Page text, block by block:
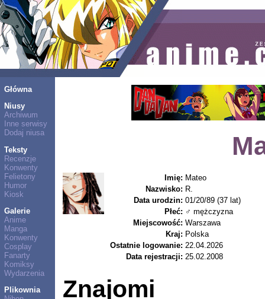
Główna
Niusy
Archiwum
Inne serwisy
Dodaj niusa
Teksty
Recenzje
Konwenty
Felietony
Humor
Kiosk
Galerie
Anime
Manga
Konwenty
Cosplay
Fanarty
Komiksy
Wydarzenia
Plikownia
Imię: Mateo
Nazwisko: R.
Data urodzin: 01/20/89 (37 lat)
Płeć: ♂ mężczyzna
Miejscowość: Warszawa
Kraj: Polska
Ostatnie logowanie: 22.04.2026
Data rejestracji: 25.02.2008
Znajomi